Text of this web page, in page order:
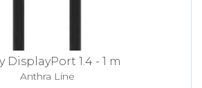
DisplayPort 1.4 - 1 m
Anthra Line